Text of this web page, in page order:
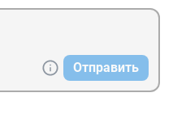
Отправить